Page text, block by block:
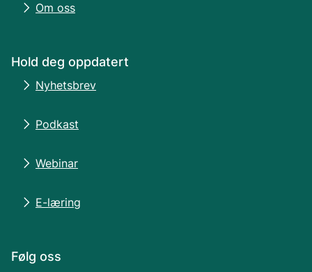
Om oss
Hold deg oppdatert
Nyhetsbrev
Podkast
Webinar
E-læring
Følg oss